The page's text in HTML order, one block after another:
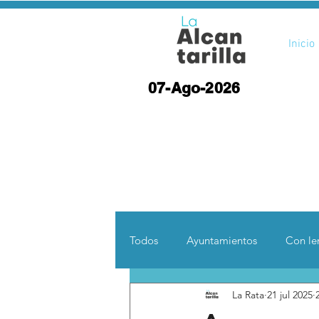
Inicio
07-Ago-2026
Todos Ayuntamientos Con
Desde otras
La Rata 21 jul 2025